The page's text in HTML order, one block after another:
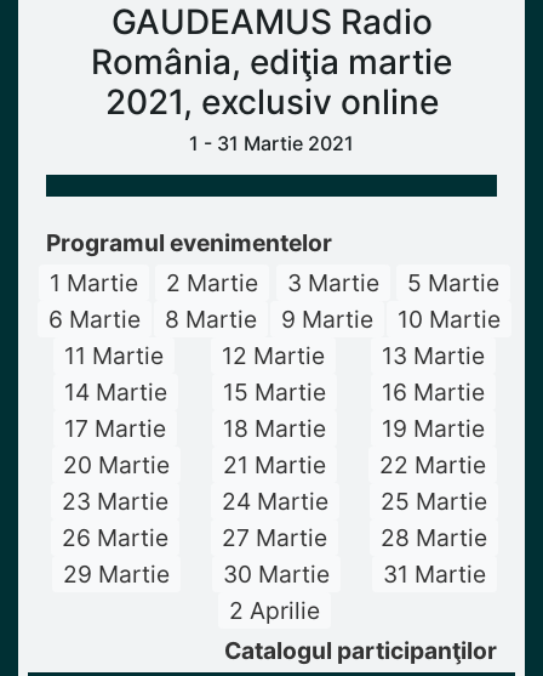
GAUDEAMUS Radio
România, ediţia martie
2021, exclusiv online
1 - 31 Martie 2021
Programul evenimentelor
1 Martie
2 Martie 3 Martie
5 Martie
6 Martie
8 Martie 9 Martie
10 Martie
11 Martie
12 Martie
13 Martie
14 Martie
15 Martie
16 Martie
17 Martie
18 Martie
19 Martie
20 Martie
21 Martie
22 Martie
23 Martie
24 Martie
25 Martie
26 Martie
27 Martie
28 Martie
29 Martie
30 Martie
31 Martie
2 Aprilie
Catalogul participanţilor